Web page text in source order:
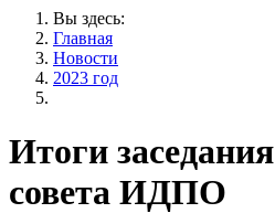
Вы здесь:
Главная
Новости
2023 год
Итоги
совета ИДПО